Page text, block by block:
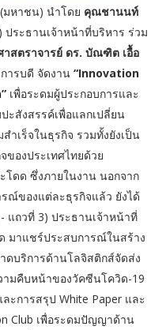
มหาชน) นำโดย คุณชานนท์
ประธานเจ้าหน้าที่บริหาร ร่วม
าสตราจารย์ ดร. บัณฑิต เอื้อ
ารบดี จัดงาน “Innovation
เพื่อระดมผู้ประกอบการและ
ะสังสรรค์เพื่อแลกเปลี่ยน
เร็จในธุรกิจ รวมทั้งยังเป็น
ของประเทศไทยด้วย
โดด ซึ่งภายในงาน นอกจาก
ณ์ของแต่ละธุรกิจแล้ว ยังได้
แถวที่ 3) ประธานเจ้าหน้าที่
มาแชร์ประสบการณ์ในสร้าง
ดบริการด้านโลจิสติกส์จัดส่ง
ามคืบหน้าของวัคซีนโควิด-19
ะการสรุป White Paper และ
Club เพื่อระดมปัญญาด้าน